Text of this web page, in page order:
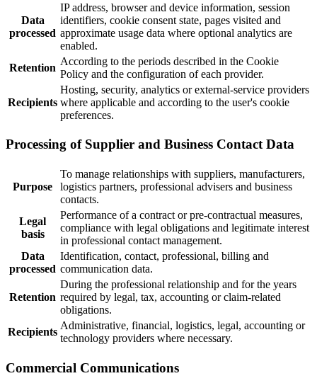
Data
processed
IP address, browser and device information, session
identifiers, cookie consent state, pages visited and
approximate usage data where optional analytics are
enabled.
Retention
According to the periods described in the Cookie
Policy and the configuration of each provider.
Recipients
Hosting, security, analytics or external-service providers
where applicable and according to the user's cookie
preferences.
Processing of Supplier and Business Contact Data
Purpose
To manage relationships with suppliers, manufacturers,
logistics partners, professional advisers and business
contacts.
Legal
basis
Performance of a contract or pre-contractual measures,
compliance with legal obligations and legitimate interest
in professional contact management.
Data
processed
Identification, contact, professional, billing and
communication data.
Retention
During the professional relationship and for the years
required by legal, tax, accounting or claim-related
obligations.
Recipients
Administrative, financial, logistics, legal, accounting or
technology providers where necessary.
Commercial Communications